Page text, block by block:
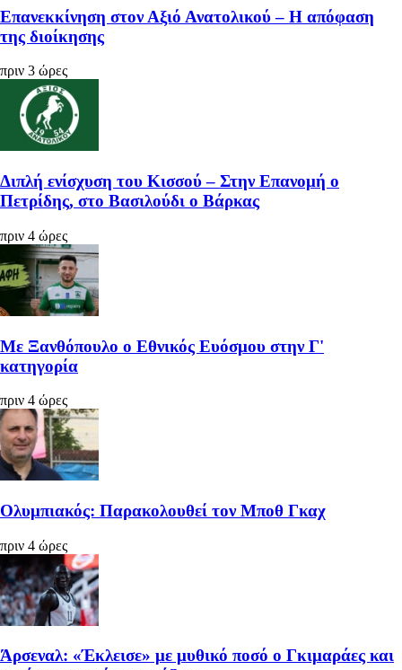
Επανεκκίνηση στον Αξιό Ανατολικού – Η απόφαση
της διοίκησης
πριν 3 ώρες
Διπλή ενίσχυση του Κισσού – Στην Επανομή ο
Πετρίδης, στο Βασιλούδι ο Βάρκας
πριν 4 ώρες
Με Ξανθόπουλο ο Εθνικός Ευόσμου στην Γ'
κατηγορία
πριν 4 ώρες
Ολυμπιακός: Παρακολουθεί τον Μποθ Γκαχ
πριν 4 ώρες
Άρσεναλ: «Έκλεισε» με μυθικό ποσό ο Γκιμαράες και